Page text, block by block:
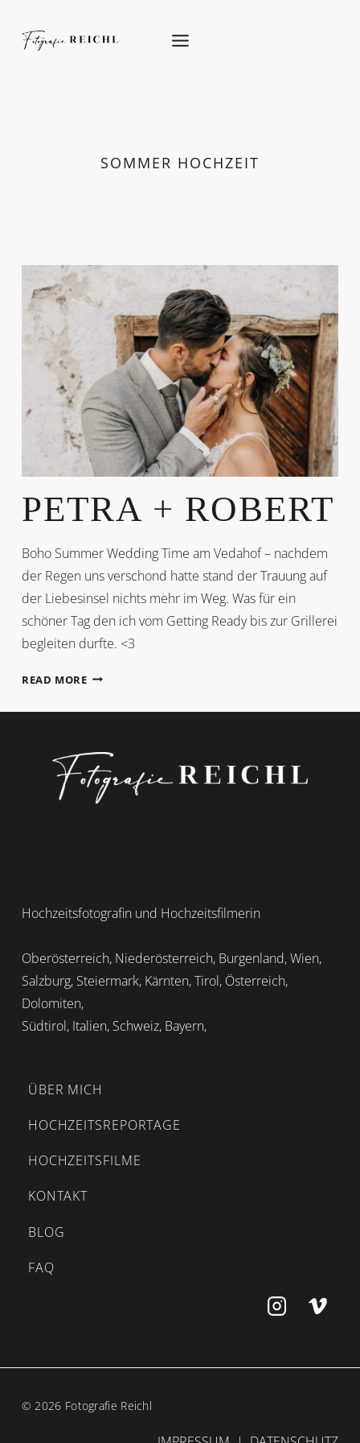
content
SOMMER HOCHZEIT
PETRA + ROBERT
Boho Summer Wedding Time am Vedahof – nachdem
der Regen uns verschond hatte stand der Trauung auf
der Liebesinsel nichts mehr im Weg. Was für ein
schöner Tag den ich vom Getting Ready bis zur Grillerei
begleiten durfte. <3
READ MOREPETRA
ROBERT
Hochzeitsfotografin und Hochzeitsfilmerin
Oberösterreich, Niederösterreich, Burgenland, Wien,
Salzburg, Steiermark, Kärnten, Tirol, Österreich,
Dolomiten,
Südtirol, Italien, Schweiz, Bayern,
ÜBER MICH
HOCHZEITSREPORTAGE
HOCHZEITSFILME
KONTAKT
BLOG
FAQ
© 2026 Fotografie Reichl